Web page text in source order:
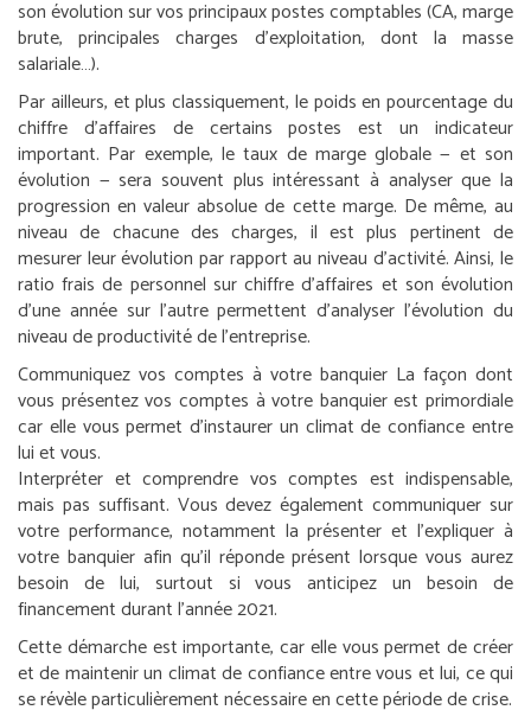
son évolution sur vos principaux postes comptables (CA, marge
brute, principales charges d’exploitation, dont la masse
salariale…).
Par ailleurs, et plus classiquement, le poids en pourcentage du
chiffre d’affaires de certains postes est un indicateur
important. Par exemple, le taux de marge globale — et son
évolution — sera souvent plus intéressant à analyser que la
progression en valeur absolue de cette marge. De même, au
niveau de chacune des charges, il est plus pertinent de
mesurer leur évolution par rapport au niveau d’activité. Ainsi, le
ratio frais de personnel sur chiffre d’affaires et son évolution
d’une année sur l’autre permettent d’analyser l’évolution du
niveau de productivité de l’entreprise.
Communiquez vos comptes à votre banquier La façon dont
vous présentez vos comptes à votre banquier est primordiale
car elle vous permet d’instaurer un climat de confiance entre
lui et vous.
Interpréter et comprendre vos comptes est indispensable,
mais pas suffisant. Vous devez également communiquer sur
votre performance, notamment la présenter et l’expliquer à
votre banquier afin qu’il réponde présent lorsque vous aurez
besoin de lui, surtout si vous anticipez un besoin de
financement durant l’année 2021.
Cette démarche est importante, car elle vous permet de créer
et de maintenir un climat de confiance entre vous et lui, ce qui
se révèle particulièrement nécessaire en cette période de crise.